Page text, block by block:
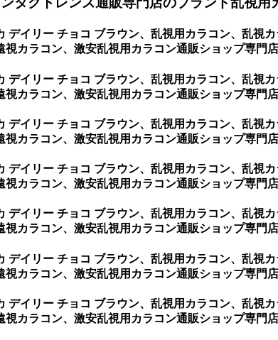
デイリー チョコ ブラウン、乱視用カラコン、乱
視カラコン、激安乱視用カラコン通販ショップ専門
デイリー チョコ ブラウン、乱視用カラコン、乱
視カラコン、激安乱視用カラコン通販ショップ専門
デイリー チョコ ブラウン、乱視用カラコン、乱
視カラコン、激安乱視用カラコン通販ショップ専門
デイリー チョコ ブラウン、乱視用カラコン、乱
視カラコン、激安乱視用カラコン通販ショップ専門
デイリー チョコ ブラウン、乱視用カラコン、乱
視カラコン、激安乱視用カラコン通販ショップ専門
デイリー チョコ ブラウン、乱視用カラコン、乱
視カラコン、激安乱視用カラコン通販ショップ専門
デイリー チョコ ブラウン、乱視用カラコン、乱
視カラコン、激安乱視用カラコン通販ショップ専門